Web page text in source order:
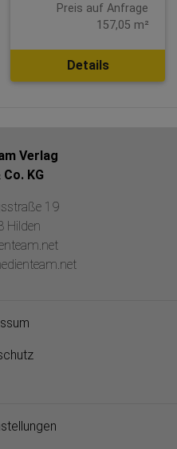
Preis auf Anfrage
157,05 m²
Details
Verlag
Co. KG
19
Hilden